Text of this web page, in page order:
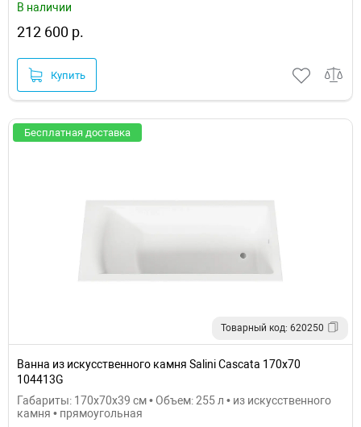
В наличии
212 600 р.
Купить
Бесплатная доставка
Товарный код: 620250
Ванна из искусственного камня Salini Cascata 170х70
104413G
Габариты: 170x70x39 см • Объем: 255 л • из искусственного
камня • прямоугольная